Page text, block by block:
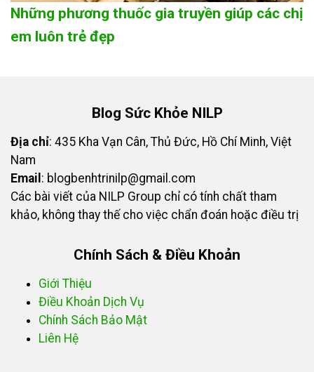
Những phương thuốc gia truyền giúp các chị
em luôn trẻ đẹp
Blog Sức Khỏe NILP
Địa chỉ: 435 Kha Vạn Cân, Thủ Đức, Hồ Chí Minh, Việt
Nam
Email : blogbenhtrinilp@gmail.com
Các bài viết của NILP Group chỉ có tính chất tham
khảo, không thay thế cho việc chẩn đoán hoặc điều trị
Chính Sách & Điều Khoản
Giới Thiệu
Điều Khoản Dịch Vụ
Chính Sách Bảo Mật
Liên Hệ